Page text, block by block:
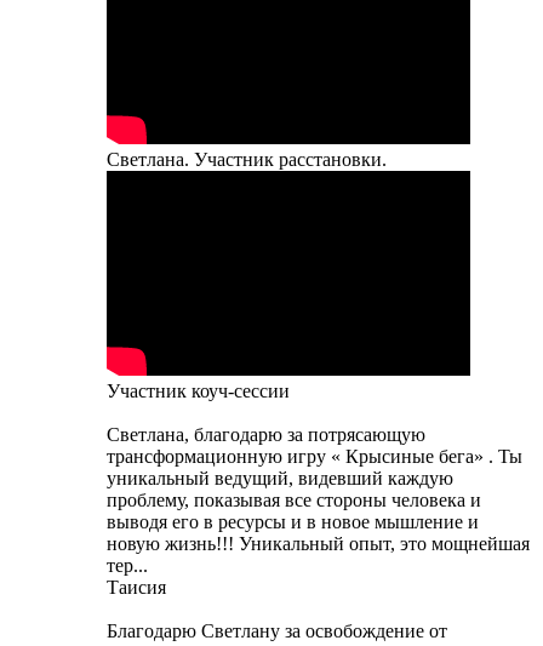
Светлана. Участник расстановки.
Участник коуч-сессии
Светлана, благодарю за потрясающую
трансформационную игру « Крысиные бега» . Ты
уникальный ведущий, видевший каждую
проблему, показывая все стороны человека и
выводя его в ресурсы и в новое мышление и
новую жизнь!!! Уникальный опыт, это мощнейшая
тер...
Таисия
Благодарю Светлану за освобождение от